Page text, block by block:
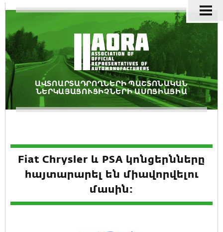
ԱՎՏՈԱՐՏԱԴՐՈՂՆԵՐԻ ՊԱՇՏՈՆԱԿԱՆ
ՆԵՐԿԱՅԱՑՈՒՑԻՉՆԵՐԻ ԱՍՈՑԻԱՑԻԱ
Fiat Chrysler և PSA կոնցերնները
հայտարարել են միավորվելու
մասին: